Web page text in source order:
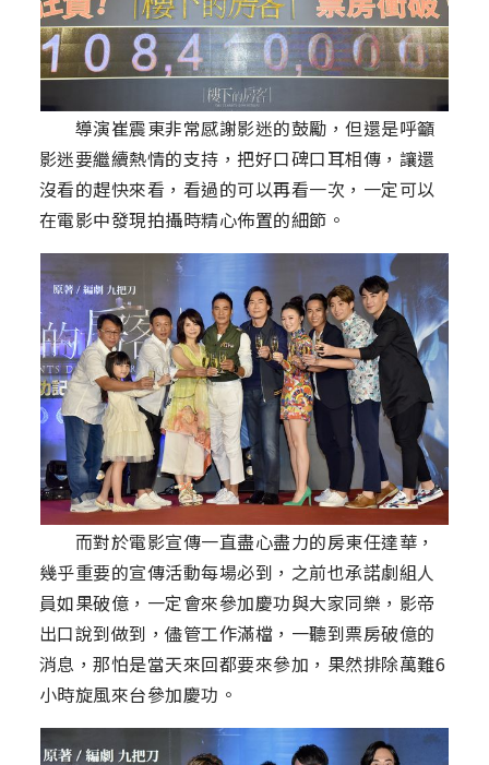
導演崔震東非常感謝影迷的鼓勵，但還是呼籲
影迷要繼續熱情的支持，把好口碑口耳相傳，讓還
沒看的趕快來看，看過的可以再看一次，一定可以
在電影中發現拍攝時精心佈置的細節。
而對於電影宣傳一直盡心盡力的房東任達華，
幾乎重要的宣傳活動每場必到，之前也承諾劇組人
員如果破億，一定會來參加慶功與大家同樂，影帝
出口說到做到，儘管工作滿檔，一聽到票房破億的
消息，那怕是當天來回都要來參加，果然排除萬難6
小時旋風來台參加慶功。